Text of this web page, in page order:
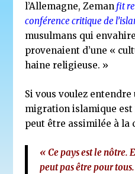
l’Allemagne, Zeman fit
conférence critique de
musulmans qui
provenaient d’une «
haine religieuse. »
Si vous voulez
migration islamique
peut être assimilée à la
« Ce pays est le nôtre.
peut pas être pour tous.